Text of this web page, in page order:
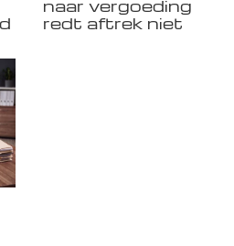
naar vergoeding
redt aftrek niet